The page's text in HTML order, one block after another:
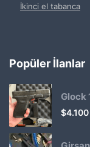
İkinci el tabanca
Popüler İlanlar
Glock
$4.100